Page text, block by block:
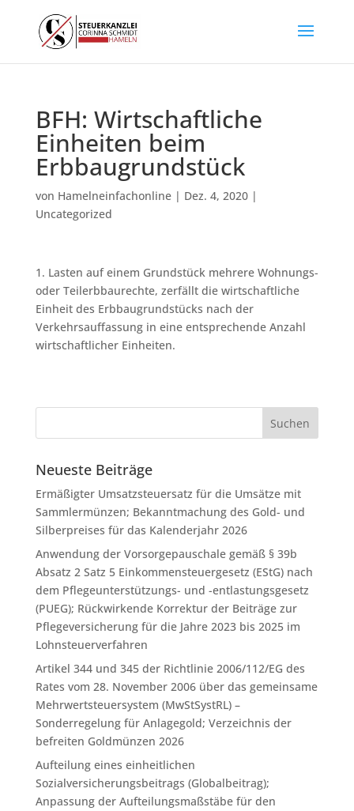
BFH: Wirtschaftliche
Einheiten beim
Erbbaugrundstück
von Hamelneinfachonline| Dez. 4, 2020|
Uncategorized
1. Lasten auf einem Grundstück mehrere Wohnungs-
oder Teilerbbaurechte, zerfällt die wirtschaftliche
Einheit des Erbbaugrundstücks nach der
Verkehrsauffassung in eine entsprechende Anzahl
wirtschaftlicher Einheiten.
Neueste Beiträge
Ermäßigter Umsatzsteuersatz für die Umsätze mit
Sammlermünzen; Bekanntmachung des Gold- und
Silberpreises für das Kalenderjahr 2026
Anwendung der Vorsorgepauschale gemäß § 39b
Absatz 2 Satz 5 Einkommensteuergesetz (EStG) nach
dem Pflegeunterstützungs- und -entlastungsgesetz
(PUEG); Rückwirkende Korrektur der Beiträge zur
Pflegeversicherung für die Jahre 2023 bis 2025 im
Lohnsteuerverfahren
Artikel 344 und 345 der Richtlinie 2006/112/EG des
Rates vom 28. November 2006 über das gemeinsame
Mehrwertsteuersystem (MwStSystRL) –
Sonderregelung für Anlagegold; Verzeichnis der
befreiten Goldmünzen 2026
Aufteilung eines einheitlichen
Sozialversicherungsbeitrags (Globalbeitrag);
Anpassung der Aufteilungsmaßstäbe für den